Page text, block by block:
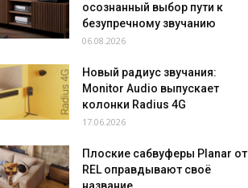
осознанный выбор пути к
безупречному звучанию
06.08.2026
Новый радиус звучания:
Monitor Audio выпускает
колонки Radius 4G
17.06.2026
Плоские сабвуферы Planar от
REL оправдывают своё